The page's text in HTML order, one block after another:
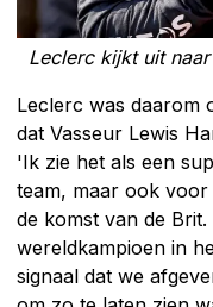
Leclerc kijkt uit
Leclerc was daarom
dat Vasseur Lewis
'Ik zie het als een
team, maar ook
de komst van de
wereldkampioen in
signaal dat we